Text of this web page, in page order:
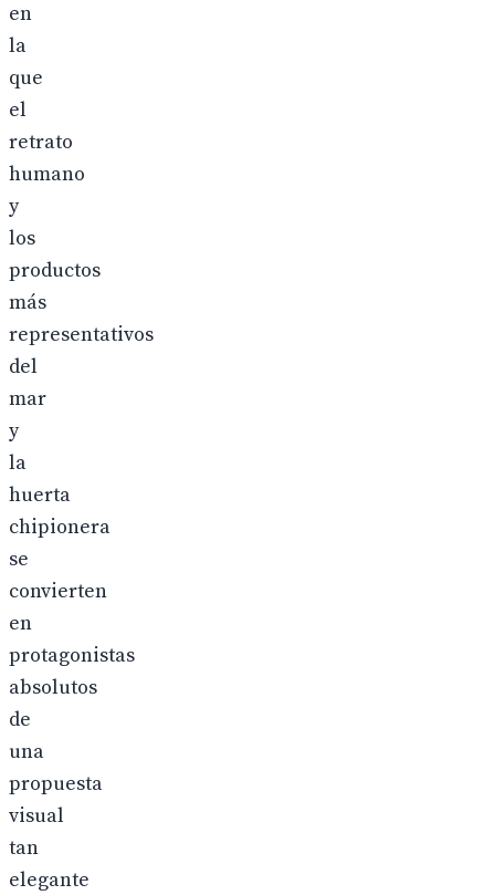
en
la
que
el
retrato
humano
y
los
productos
más
representativos
del
mar
y
la
huerta
chipionera
se
convierten
en
protagonistas
absolutos
de
una
propuesta
visual
tan
elegante